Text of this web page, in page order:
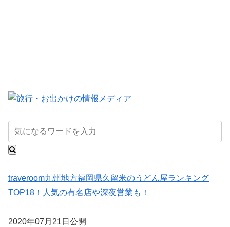
traveroom九州地方福岡県久留米のうどん屋ランキング
TOP18！人気の有名店や深夜営業も！
2020年07月21日公開